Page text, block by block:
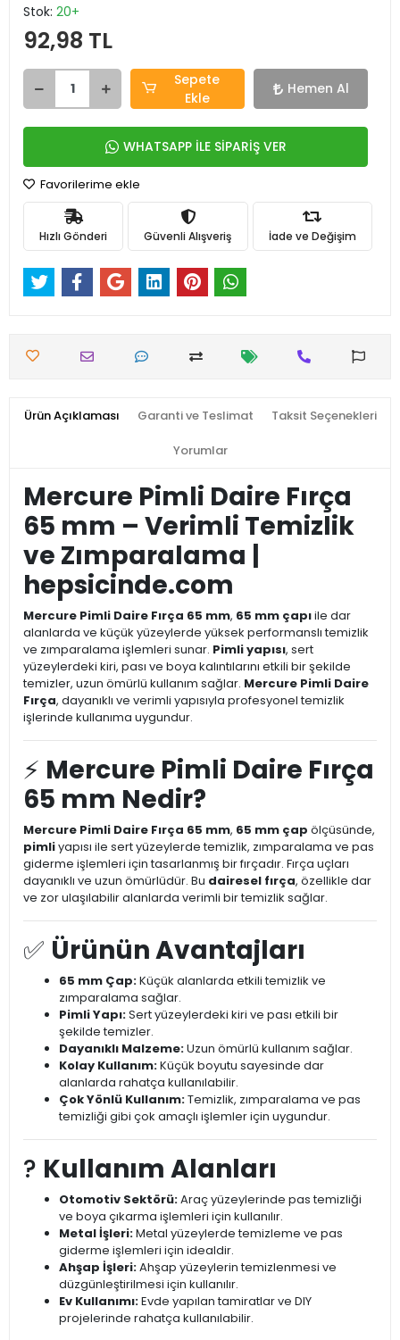
Stok: 20+
92,98 TL
Sepete
Ekle
Hemen Al
WHATSAPP İLE SİPARİŞ VER
Favorilerime ekle
Hızlı Gönderi Güvenli Alışveriş İade ve Değişim
Ürün Açıklaması Garanti ve Teslimat Taksit Seçenekleri
Yorumlar
Mercure Pimli Daire Fırça
65 mm – Verimli Temizlik
ve Zımparalama |
hepsicinde.com
Mercure Pimli Daire Fırça 65 mm, 65 mm çapıile dar
alanlarda ve küçük yüzeylerde yüksek performanslı temizlik
ve zımparalama işlemleri sunar. Pimli yapısı, sert
yüzeylerdeki kiri, pası ve boya kalıntılarını etkili bir şekilde
temizler, uzun ömürlü kullanım sağlar. Mercure Pimli Daire
Fırça, dayanıklı ve verimli yapısıyla profesyonel temizlik
işlerinde kullanıma uygundur.
⚡ Mercure Pimli Daire Fırça
65 mm Nedir?
Mercure Pimli Daire Fırça 65 mm, 65 mm çap ölçüsünde,
pimliyapısı ile sert yüzeylerde temizlik, zımparalama ve pas
giderme işlemleri için tasarlanmış bir fırçadır. Fırça uçları
dayanıklı ve uzun ömürlüdür. Bu dairesel fırça, özellikle dar
ve zor ulaşılabilir alanlarda verimli bir temizlik sağlar.
✅ Ürünün Avantajları
65 mm Çap:Küçük alanlarda etkili temizlik ve
zımparalama sağlar.
Pimli Yapı:Sert yüzeylerdeki kiri ve pası etkili bir
şekilde temizler.
Dayanıklı Malzeme:Uzun ömürlü kullanım sağlar.
Kolay Kullanım:Küçük boyutu sayesinde dar
alanlarda rahatça kullanılabilir.
Çok Yönlü Kullanım:Temizlik, zımparalama ve pas
temizliği gibi çok amaçlı işlemler için uygundur.
?️ Kullanım Alanları
Otomotiv Sektörü:Araç yüzeylerinde pas temizliği
ve boya çıkarma işlemleri için kullanılır.
Metal İşleri:Metal yüzeylerde temizleme ve pas
giderme işlemleri için idealdir.
Ahşap İşleri:Ahşap yüzeylerin temizlenmesi ve
düzgünleştirilmesi için kullanılır.
Ev Kullanımı:Evde yapılan tamiratlar ve DIY
projelerinde rahatça kullanılabilir.